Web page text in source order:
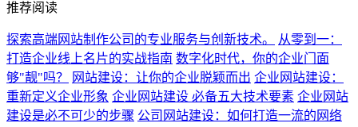
推荐阅读
探索高端网站制作公司的专业服务与创新技术。
从零到一：
打造企业线上名片的实战指南 数字化时代，你的企业门面
够"靓"吗？
网站建设：让你的企业脱颖而出 企业网站建设：
重新定义企业形象 企业网站建设 必备五大技术要素 企业网站
建设是必不可少的步骤 公司网站建设：如何打造一流的网络